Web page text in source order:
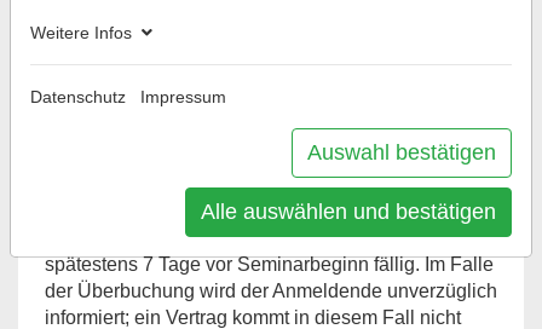
Allgemeine Geschäftsbedingungen -
Schulungen
Anmeldungen sind verbindlich. Nach Eingang Ihrer
Anmeldung erhalten Sie eine Anmeldebestätigung
und eine Rechnung. Die Rechnungssumme ist bis
spätestens 7 Tage vor Seminarbeginn fällig. Im Falle
der Überbuchung wird der Anmeldende unverzüglich
informiert; ein Vertrag kommt in diesem Fall nicht
Weitere Infos
Datenschutz Impressum
Auswahl bestätigen
Alle auswählen und bestätigen